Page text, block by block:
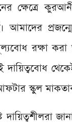
ক্ষেত্রে
আমাদের
রক্ষা
দায়িত্ববোধ
স্কুল